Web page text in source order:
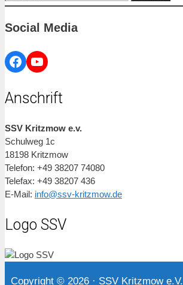
nach:
Social Media
Facebook
YouTube
Anschrift
SSV Kritzmow e.v.
Schulweg 1c
18198 Kritzmow
Telefon: +49 38207 74080
Telefax: +49 38207 436
E-Mail: info@ssv-kritzmow.de
Logo SSV
Copyright © 2026 · SSV Kritzmow e.V.